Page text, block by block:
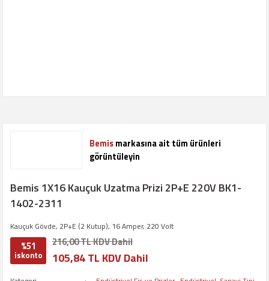
Bemismarkasına ait tüm ürünleri
görüntüleyin
Bemis 1X16 Kauçuk Uzatma Prizi 2P+E 220V BK1-
1402-2311
Kauçuk Gövde, 2P+E (2 Kutup), 16 Amper, 220 Volt
%51
iskonto
216,00 TL KDV Dahil
105,84 TL KDV Dahil